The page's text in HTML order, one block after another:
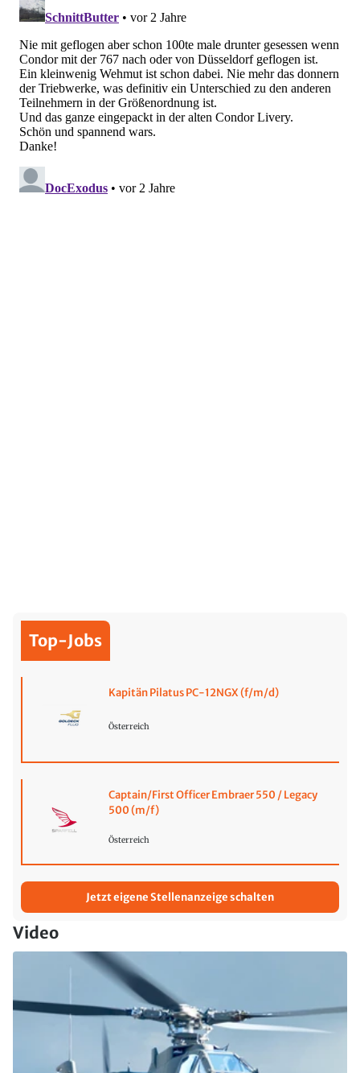
Top-Jobs
Kapitän Pilatus PC-12NGX (f/m/d)
Österreich
Captain/First Officer Embraer 550 / Legacy
500 (m/f)
Österreich
Jetzt eigene Stellenanzeige schalten
Video